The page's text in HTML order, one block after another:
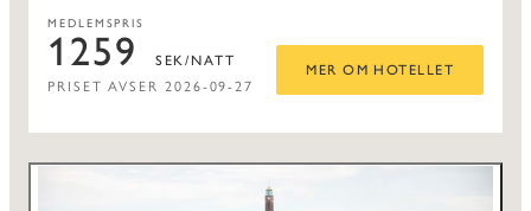
MEDLEMSPRIS
1259 SEK/NATT
PRISET AVSER 2026-09-27
MER OM HOTELLET